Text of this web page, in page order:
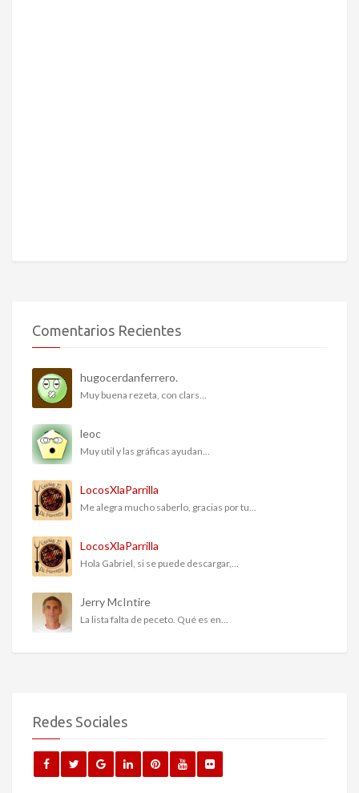
Comentarios Recientes
hugocerdanferrero.
Muy buena rezeta, con clars...
leoc
Muy util y las gráficas ayudan...
LocosXlaParrilla
Me alegra mucho saberlo, gracias por tu...
LocosXlaParrilla
Hola Gabriel, si se puede descargar,...
Jerry McIntire
La lista falta de peceto. Qué es en...
Redes Sociales